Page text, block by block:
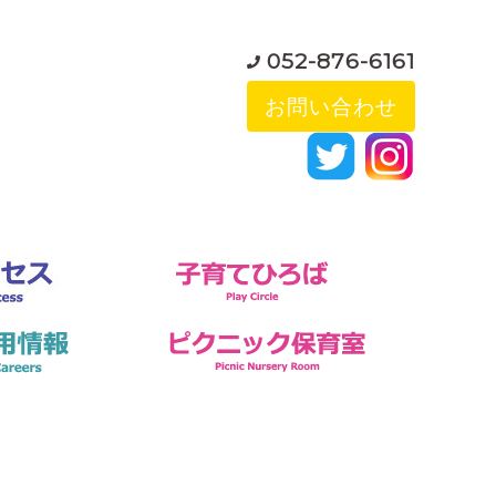
052-876-6161
お問い合わせ